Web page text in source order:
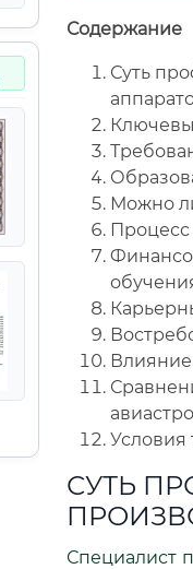
Содержание
Суть
Можно
Влияние
Условия
СУТЬ
Специалист